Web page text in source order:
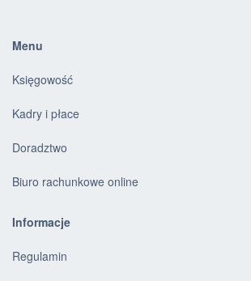
Menu
Księgowość
Kadry i płace
Doradztwo
Biuro rachunkowe online
Informacje
Regulamin